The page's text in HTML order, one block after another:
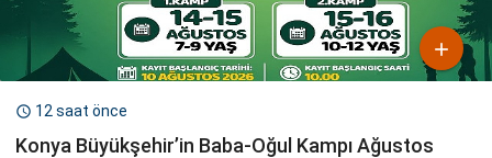

 12 saat önce
Konya Büyükşehir’in Baba-Oğul Kampı Ağustos